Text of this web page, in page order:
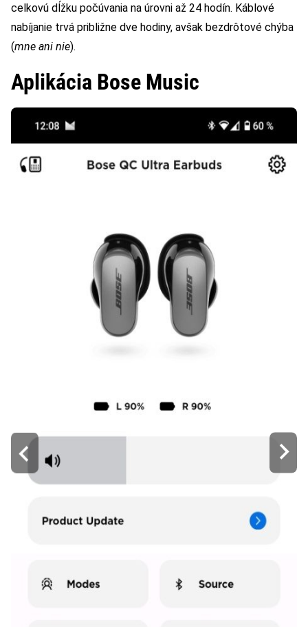
celkovú dĺžku počúvania na úrovni až 24 hodín. Káblové
nabíjanie trvá približne dve hodiny, avšak bezdrôtové chýba
(mne ani nie).
Aplikácia Bose Music